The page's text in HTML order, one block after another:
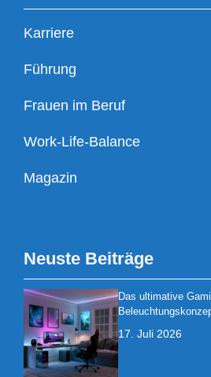
Karriere
Führung
Frauen im Beruf
Work-Life-Balance
Magazin
Neuste Beiträge
Das ultimative
17. Juli 2026